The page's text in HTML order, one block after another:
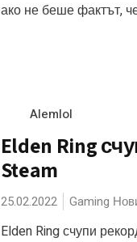
ако не беше фактът,
Alemlol
Elden Ring
Steam
25.02.2022 Gaming
Elden Ring счупи